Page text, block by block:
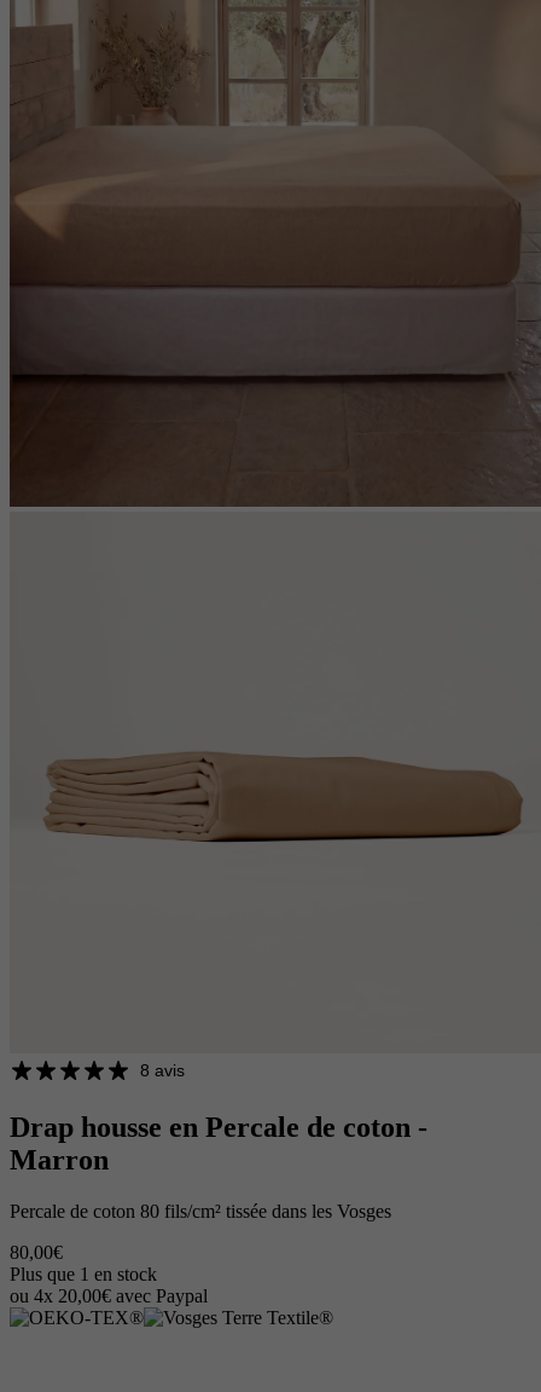
8 avis
Drap housse en Percale de coton -
Marron
Percale de coton 80 fils/cm² tissée dans les Vosges
80,00€
Plus que 1 en stock
ou 4x 20,00€ avec Paypal